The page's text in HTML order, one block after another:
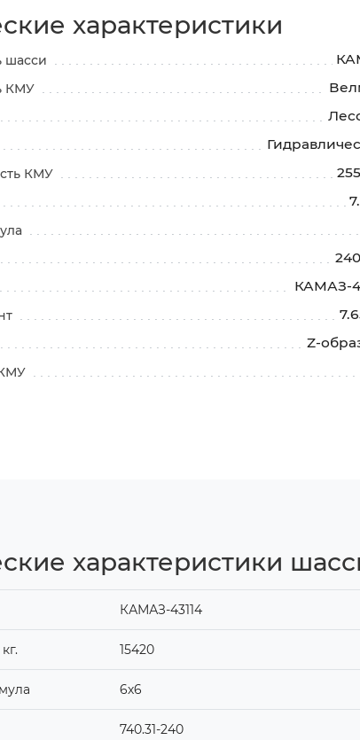
характеристики
шасси
КМУ
КМУ
КАМАЗ-
Z-
характеристики
КАМАЗ-43114
15420
6х6
740.31-240